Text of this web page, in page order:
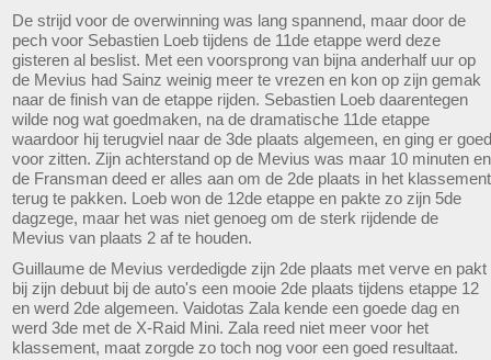
De strijd voor de overwinning was lang spannend, maar door de
pech voor Sebastien Loeb tijdens de 11de etappe werd deze
gisteren al beslist. Met een voorsprong van bijna anderhalf uur op
de Mevius had Sainz weinig meer te vrezen en kon op zijn gemak
naar de finish van de etappe rijden. Sebastien Loeb daarentegen
wilde nog wat goedmaken, na de dramatische 11de etappe
waardoor hij terugviel naar de 3de plaats algemeen, en ging er goed
voor zitten. Zijn achterstand op de Mevius was maar 10 minuten en
de Fransman deed er alles aan om de 2de plaats in het klassement
terug te pakken. Loeb won de 12de etappe en pakte zo zijn 5de
dagzege, maar het was niet genoeg om de sterk rijdende de
Mevius van plaats 2 af te houden.
Guillaume de Mevius verdedigde zijn 2de plaats met verve en pakt
bij zijn debuut bij de auto's een mooie 2de plaats tijdens etappe 12
en werd 2de algemeen. Vaidotas Zala kende een goede dag en
werd 3de met de X-Raid Mini. Zala reed niet meer voor het
klassement, maat zorgde zo toch nog voor een goed resultaat.